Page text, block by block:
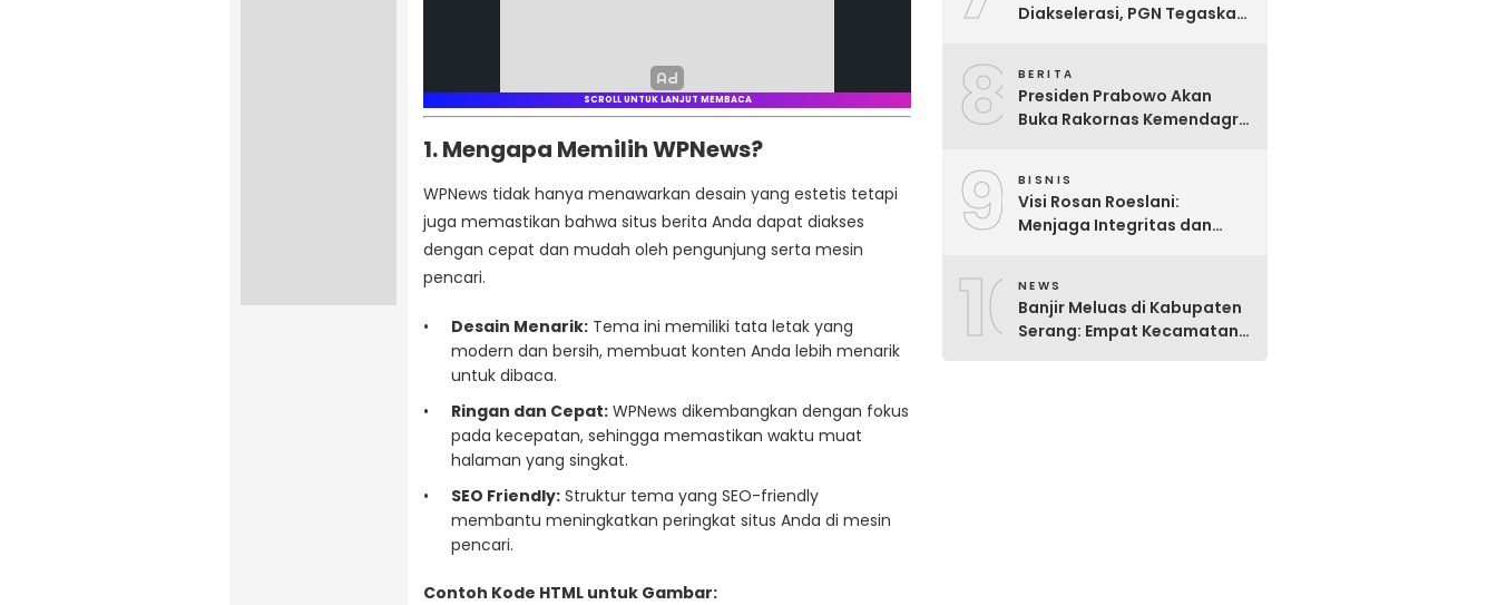
SCROLL UNTUK LANJUT MEMBACA
1. Mengapa Memilih WPNews?
WPNews tidak hanya menawarkan desain yang estetis tetapi
juga memastikan bahwa situs berita Anda dapat diakses
dengan cepat dan mudah oleh pengunjung serta mesin
pencari.
Desain Menarik: Tema ini memiliki tata letak yang
modern dan bersih, membuat konten Anda lebih menarik
untuk dibaca.
Ringan dan Cepat: WPNews dikembangkan dengan fokus
pada kecepatan, sehingga memastikan waktu muat
halaman yang singkat.
SEO Friendly: Struktur tema yang SEO-friendly
membantu meningkatkan peringkat situs Anda di mesin
pencari.
Contoh Kode HTML untuk Gambar:
Diakselerasi, PGN Tegaskan
8 BERITA
Presiden Prabowo Akan
Buka Rakornas Kemendagri
Emas 2045
9 BISNIS
Visi Rosan Roeslani:
Menjaga Integritas dan
BUMN.
10NEWS
Banjir Meluas di Kabupaten
Serang: Empat Kecamatan